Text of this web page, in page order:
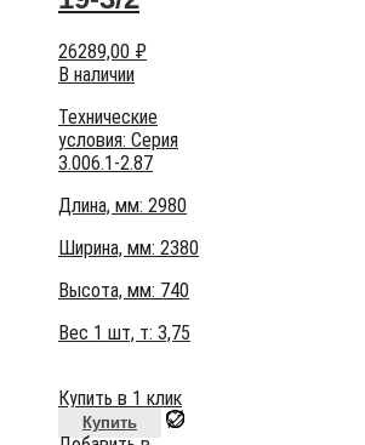
26289,00 ₽
В наличии
Технические
условия: Серия
3.006.1-2.87
Длина, мм: 2980
Ширина, мм: 2380
Высота, мм: 740
Вес 1 шт, т: 3,75
Купить в 1 клик
Купить